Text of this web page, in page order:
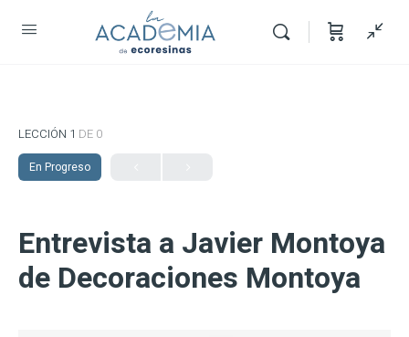
LECCIÓN 1 DE 0
En Progreso
Entrevista a Javier Montoya
de Decoraciones Montoya